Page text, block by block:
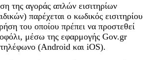
της αγοράς απλών εισιτηρίων
παρέχεται ο κωδικός εισιτηρίου
του οποίου πρέπει να προστεθεί
μέσω της εφαρμογής Gov.gr
(Android και iOS).